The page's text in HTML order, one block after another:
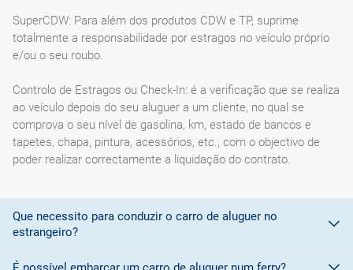
SuperCDW: Para além dos produtos CDW e TP, suprime
totalmente a responsabilidade por estragos no veículo próprio
e/ou o seu roubo.
Controlo de Estragos ou Check-In: é a verificação que se realiza
ao veículo depois do seu aluguer a um cliente, no qual se
comprova o seu nível de gasolina, km, estado de bancos e
tapetes, chapa, pintura, acessórios, etc., com o objectivo de
poder realizar correctamente a liquidação do contrato.
Que necessito para conduzir o carro de aluguer no
estrangeiro?